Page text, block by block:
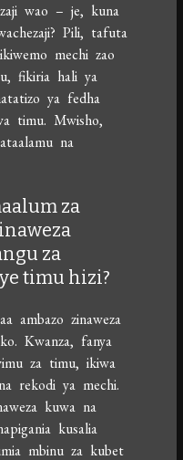
wao – je, kuna
Pili, tafuta
mechi zao
fikiria hali ya
ya fedha
timu. Mwisho,
na
za
za
timu hizi?
ambazo zinaweza
Kwanza, fanya
za timu, ikiwa
rekodi ya mechi.
kuwa na
kusalia
mbinu za kubet